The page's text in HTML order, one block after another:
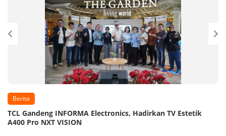
Berita
TCL Gandeng INFORMA Electronics, Hadirkan TV Estetik
A400 Pro NXT VISION